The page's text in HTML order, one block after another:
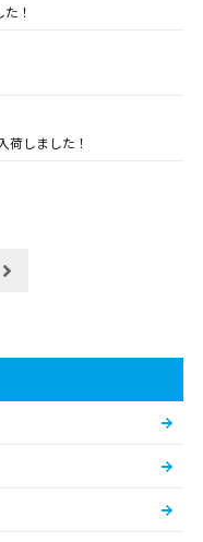
！
荷しました！